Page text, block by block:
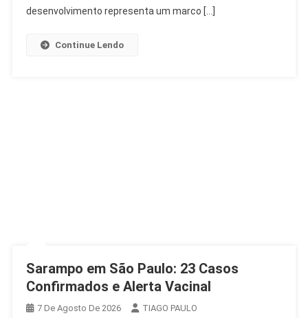
Acionistas
desenvolvimento representa um marco […]
Continue Lendo
Sarampo em São Paulo: 23 Casos
Confirmados e Alerta Vacinal
7 De Agosto De 2026
TIAGO PAULO